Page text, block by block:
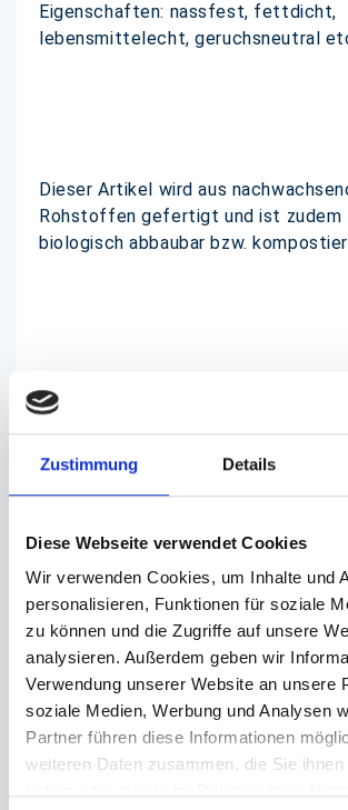
Zustimmung Details
Diese Webseite verwendet Cookies
Wir verwenden Cookies, um Inhalte und
personalisieren, Funktionen für soziale
zu können und die Zugriffe auf unsere
analysieren. Außerdem geben wir
Verwendung unserer Website an unsere
soziale Medien, Werbung und Analysen
Partner führen diese Informationen
weiteren Daten zusammen, die Sie
Eigenschaften: nassfest, fettdicht,
lebensmittelecht, geruchsneutral
Dieser Artikel wird aus
Rohstoffen gefertigt und ist zudem
biologisch abbaubar bzw.
Anwendungsbereich: Gastronomie,
Lieferservice, Supermärkte,
wie zum Beispiel:
Eintöpfe, Boullon, Brühe etc.
Viele weitere Größen lieferbar.